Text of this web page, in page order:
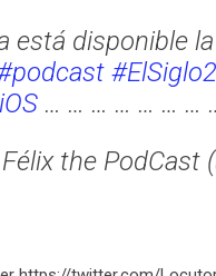
está disponible
… … … … … … …
the PodCast